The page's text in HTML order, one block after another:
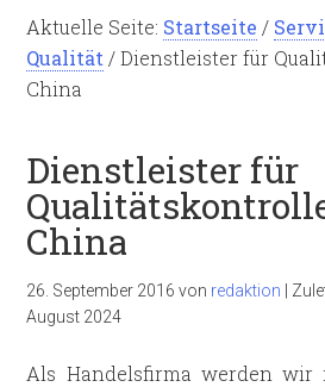
Aktuelle Seite: Startseite /
Qualität /Dienstleister für
China
Dienstleister für
China
26. September 2016 von redaktion
August 2024
Als Handelsfirma werden wir